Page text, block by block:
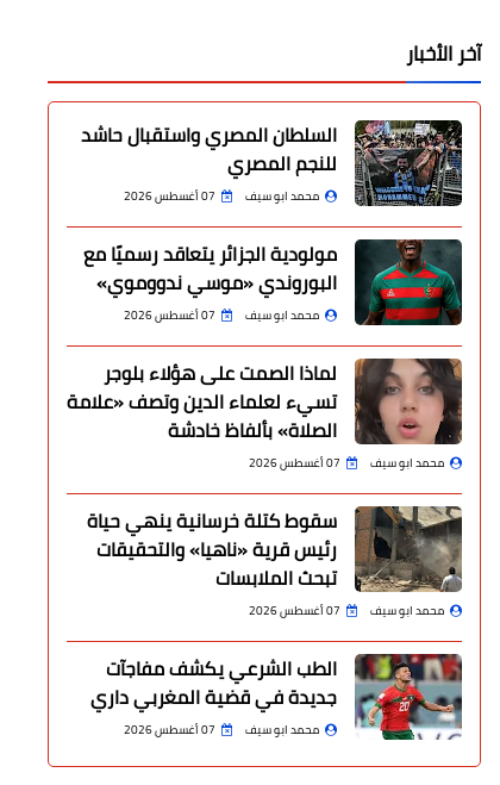
آخر الأخبار
السلطان المصري واستقبال حاشد
للنجم المصري
محمد ابو سيف 07 أغسطس 2026
مولودية الجزائر يتعاقد رسميًا مع
البوروندي «موسي ندووموي»
محمد ابو سيف 07 أغسطس 2026
لماذا الصمت على هؤلاء بلوجر
تسيء لعلماء الدين وتصف «علامة
الصلاة» بألفاظ خادشة
محمد ابو سيف 07 أغسطس 2026
سقوط كتلة خرسانية ينهي حياة
رئيس قرية «ناهيا» والتحقيقات
تبحث الملابسات
محمد ابو سيف 07 أغسطس 2026
الطب الشرعي يكشف مفاجآت
جديدة في قضية المغربي داري
محمد ابو سيف 07 أغسطس 2026